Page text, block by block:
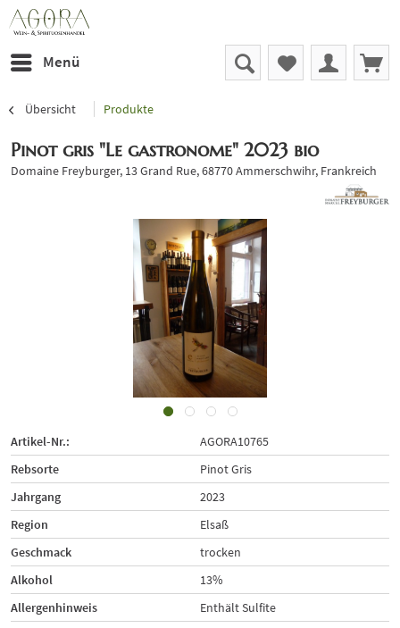
Menü
Übersicht Produkte
Pinot gris "Le gastronome" 2023 bio
Domaine Freyburger, 13 Grand Rue, 68770 Ammerschwihr, Frankreich
Artikel-Nr.:
AGORA10765
Rebsorte
Pinot Gris
Jahrgang
2023
Region
Elsaß
Geschmack
trocken
Alkohol
13%
Allergenhinweis
Enthält Sulfite